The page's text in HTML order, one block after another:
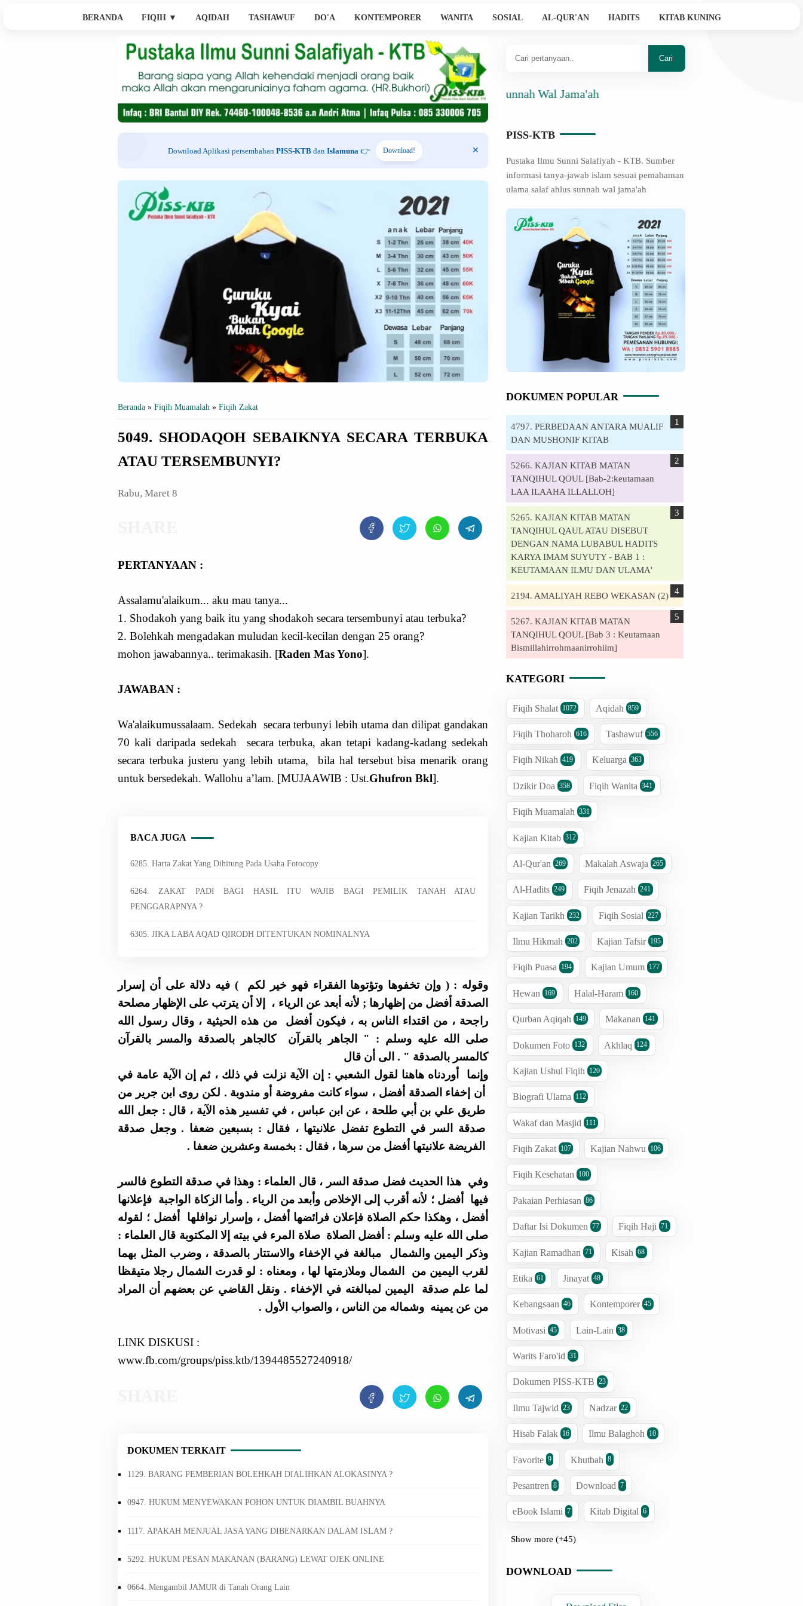
BERANDA FIQIH ▼ AQIDAH TASHAWUF DO'A KONTEMPORER WANITA SOSIAL AL-QUR'AN HADITS KITAB KUNING
Download Aplikasi persembahan PISS-KTBdan Islamuna 👉 Download!
Beranda » Fiqih Muamalah » Fiqih Zakat
5049. SHODAQOH SEBAIKNYA SECARA TERBUKA
ATAU TERSEMBUNYI?
Rabu, Maret 8
PERTANYAAN :
Assalamu'alaikum... aku mau tanya...
1. Shodakoh yang baik itu yang shodakoh secara tersembunyi atau terbuka?
2. Bolehkah mengadakan muludan kecil-kecilan dengan 25 orang?
mohon jawabannya.. terimakasih. [Raden Mas Yono].
JAWABAN :
Wa'alaikumussalaam. Sedekah secara terbunyi lebih utama dan dilipat gandakan
70 kali daripada sedekah secara terbuka, akan tetapi kadang-kadang sedekah
secara terbuka justeru yang lebih utama, bila hal tersebut bisa menarik orang
untuk bersedekah. Wallohu a’lam. [MUJAAWIB : Ust.Ghufron Bkl].
BACA JUGA
6285. Harta Zakat Yang Dihitung Pada Usaha Fotocopy
6264. ZAKAT PADI BAGI HASIL ITU WAJIB BAGI PEMILIK TANAH ATAU
PENGGARAPNYA ?
6305. JIKA LABA AQAD QIRODH DITENTUKAN NOMINALNYA
وقوله : ( وإن تخفوها وتؤتوها الفقراء فهو خير لكم ) فيه دلالة على أن إسرار
الصدقة أفضل من إظهارها ; لأنه أبعد عن الرياء ، إلا أن يترتب على الإظهار مصلحة
راجحة ، من اقتداء الناس به ، فيكون أفضل من هذه الحيثية ، وقال رسول الله
صلى الله عليه وسلم : " الجاهر بالقرآن كالجاهر بالصدقة والمسر بالقرآن
كالمسر بالصدقة " . الى أن قال
وإنما أوردناه هاهنا لقول الشعبي : إن الآية نزلت في ذلك ، ثم إن الآية عامة في
أن إخفاء الصدقة أفضل ، سواء كانت مفروضة أو مندوبة . لكن روى ابن جرير من
طريق علي بن أبي طلحة ، عن ابن عباس ، في تفسير هذه الآية ، قال : جعل الله
صدقة السر في التطوع تفضل علانيتها ، فقال : بسبعين ضعفا . وجعل صدقة
الفريضة علانيتها أفضل من سرها ، فقال : بخمسة وعشرين ضعفا .
وفي هذا الحديث فضل صدقة السر ، قال العلماء : وهذا في صدقة التطوع فالسر
فيها أفضل ؛ لأنه أقرب إلى الإخلاص وأبعد من الرياء . وأما الزكاة الواجبة فإعلانها
أفضل ، وهكذا حكم الصلاة فإعلان فرائضها أفضل ، وإسرار نوافلها أفضل ؛ لقوله
صلى الله عليه وسلم : أفضل الصلاة صلاة المرء في بيته إلا المكتوبة قال العلماء :
وذكر اليمين والشمال مبالغة في الإخفاء والاستتار بالصدقة ، وضرب المثل بهما
لقرب اليمين من الشمال وملازمتها لها ، ومعناه : لو قدرت الشمال رجلا متيقظا
لما علم صدقة اليمين لمبالغته في الإخفاء . ونقل القاضي عن بعضهم أن المراد
من عن يمينه وشماله من الناس ، والصواب الأول .
LINK DISKUSI :
www.fb.com/groups/piss.ktb/1394485527240918/
DOKUMEN TERKAIT
1129. BARANG PEMBERIAN BOLEHKAH DIALIHKAN ALOKASINYA ?
0947. HUKUM MENYEWAKAN POHON UNTUK DIAMBIL BUAHNYA
1117. APAKAH MENJUAL JASA YANG DIBENARKAN DALAM ISLAM ?
5292. HUKUM PESAN MAKANAN (BARANG) LEWAT OJEK ONLINE
0664. Mengambil JAMUR di Tanah Orang Lain
Ahlussunnah Wal Jama'ah
PISS-KTB
Pustaka Ilmu Sunni Salafiyah - KTB. Sumber
informasi tanya-jawab islam sesuai pemahaman
ulama salaf ahlus sunnah wal jama'ah
DOKUMEN POPULAR
4797. PERBEDAAN ANTARA MUALIF
DAN MUSHONIF KITAB
5266. KAJIAN KITAB MATAN
TANQIHUL QOUL [Bab-2:keutamaan
LAA ILAAHA ILLALLOH]
5265. KAJIAN KITAB MATAN
TANQIHUL QAUL ATAU DISEBUT
DENGAN NAMA LUBABUL HADITS
KARYA IMAM SUYUTY - BAB 1 :
KEUTAMAAN ILMU DAN ULAMA'
2194. AMALIYAH REBO WEKASAN (2)
5267. KAJIAN KITAB MATAN
TANQIHUL QOUL [Bab 3 : Keutamaan
Bismillahirrohmaanirrohiim]
KATEGORI
Fiqih Shalat 1072 Aqidah 859
Fiqih Thoharoh 616 Tashawuf 556
Fiqih Nikah 419 Keluarga 363
Dzikir Doa 358 Fiqih Wanita 341
Fiqih Muamalah 331
Kajian Kitab 312
Al-Qur'an 269 Makalah Aswaja 265
Al-Hadits 249 Fiqih Jenazah 241
Kajian Tarikh 232 Fiqih Sosial 227
Ilmu Hikmah 202 Kajian Tafsir 195
Fiqih Puasa 194 Kajian Umum 177
Hewan 169 Halal-Haram 160
Qurban Aqiqah 149 Makanan 141
Dokumen Foto 132 Akhlaq 124
Kajian Ushul Fiqih 120
Biografi Ulama 112
Wakaf dan Masjid 111
Fiqih Zakat 107 Kajian Nahwu 106
Fiqih Kesehatan 100
Pakaian Perhiasan 86
Daftar Isi Dokumen 77 Fiqih Haji 71
Kajian Ramadhan 71 Kisah 68
Etika 61 Jinayat 48
Kebangsaan 46 Kontemporer 45
Motivasi 45 Lain-Lain 38
Warits Faro'id 31
Dokumen PISS-KTB 23
Ilmu Tajwid 23 Nadzar 22
Hisab Falak 16 Ilmu Balaghoh 10
Favorite 9 Khutbah 8
Pesantren 8 Download 7
eBook Islami 7 Kitab Digital 6
Show more (+45)
DOWNLOAD